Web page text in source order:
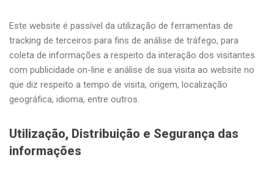
Este website é passível da utilização de ferramentas de
tracking de terceiros para fins de análise de tráfego, para
coleta de informações a respeito da interação dos visitantes
com publicidade on-line e análise de sua visita ao website no
que diz respeito a tempo de visita, origem, localização
geográfica, idioma, entre outros.
Utilização, Distribuição e Segurança das
informações